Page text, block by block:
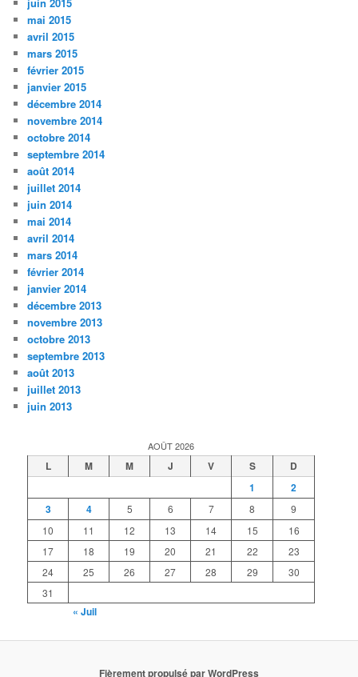
mai 2015
avril 2015
mars 2015
février 2015
janvier 2015
décembre 2014
novembre 2014
octobre 2014
septembre 2014
août 2014
juillet 2014
juin 2014
mai 2014
avril 2014
mars 2014
février 2014
janvier 2014
décembre 2013
novembre 2013
octobre 2013
septembre 2013
août 2013
juillet 2013
juin 2013
AOÛT 2026
L M M J V S
D
1
2
3
4 5 6 7 8
9
10
11 12 13 14 15
16
17
18 19 20 21 22
23
24
25 26 27 28 29
30
31
« Juil
Fièrement propulsé par WordPress